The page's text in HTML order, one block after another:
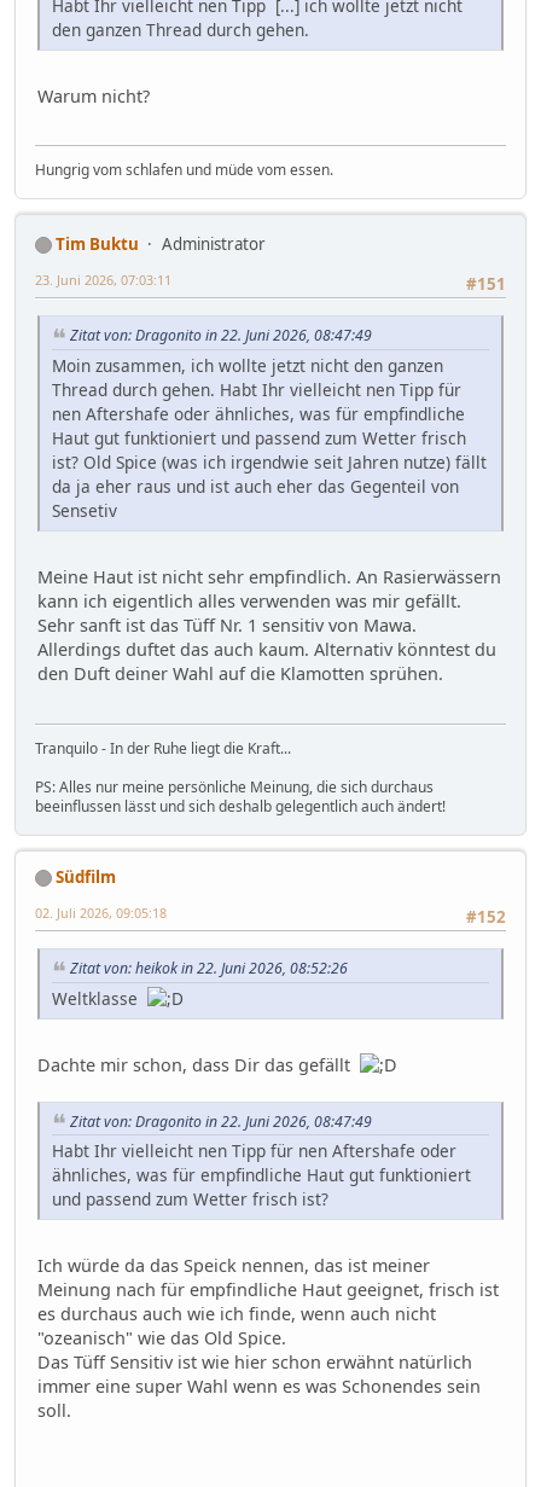
Habt Ihr vielleicht nen Tipp [...] ich wollte jetzt nicht
den ganzen Thread durch gehen.
Warum nicht?
Hungrig vom schlafen und müde vom essen.
Tim Buktu
Administrator
#151
23. Juni 2026, 07:03:11
Zitat von: Dragonito in 22. Juni 2026, 08:47:49
Moin zusammen, ich wollte jetzt nicht den ganzen
Thread durch gehen. Habt Ihr vielleicht nen Tipp für
nen Aftershafe oder ähnliches, was für empfindliche
Haut gut funktioniert und passend zum Wetter frisch
ist? Old Spice (was ich irgendwie seit Jahren nutze) fällt
da ja eher raus und ist auch eher das Gegenteil von
Sensetiv
Meine Haut ist nicht sehr empfindlich. An Rasierwässern
kann ich eigentlich alles verwenden was mir gefällt.
Sehr sanft ist das Tüff Nr. 1 sensitiv von Mawa.
Allerdings duftet das auch kaum. Alternativ könntest du
den Duft deiner Wahl auf die Klamotten sprühen.
Tranquilo - In der Ruhe liegt die Kraft...
PS: Alles nur meine persönliche Meinung, die sich durchaus
beeinflussen lässt und sich deshalb gelegentlich auch ändert!
Südfilm
#152
02. Juli 2026, 09:05:18
Zitat von: heikok in 22. Juni 2026, 08:52:26
Weltklasse
Dachte mir schon, dass Dir das gefällt
Zitat von: Dragonito in 22. Juni 2026, 08:47:49
Habt Ihr vielleicht nen Tipp für nen Aftershafe oder
ähnliches, was für empfindliche Haut gut funktioniert
und passend zum Wetter frisch ist?
Ich würde da das Speick nennen, das ist meiner
Meinung nach für empfindliche Haut geeignet, frisch ist
es durchaus auch wie ich finde, wenn auch nicht
"ozeanisch" wie das Old Spice.
Das Tüff Sensitiv ist wie hier schon erwähnt natürlich
immer eine super Wahl wenn es was Schonendes sein
soll.